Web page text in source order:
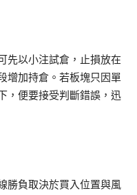
先以小注試倉，止損放在
增加持倉。若板塊只因單
，便要接受判斷錯誤，迅
勝負取決於買入位置與風